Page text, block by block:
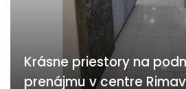
Krásne priestory na
prenájmu v centre